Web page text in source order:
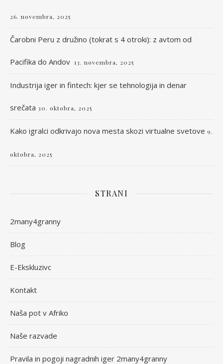
26. novembra, 2025
Čarobni Peru z družino (tokrat s 4 otroki): z avtom od
Pacifika do Andov 13. novembra, 2025
Industrija iger in fintech: kjer se tehnologija in denar
srečata 30. oktobra, 2025
Kako igralci odkrivajo nova mesta skozi virtualne svetove 9.
oktobra, 2025
STRANI
2many4granny
Blog
E-Ekskluzivc
Kontakt
Naša pot v Afriko
Naše razvade
Pravila in pogoji nagradnih iger 2many4granny